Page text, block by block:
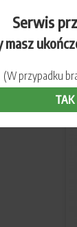
Serwis
masz
(W przypadku
TAK